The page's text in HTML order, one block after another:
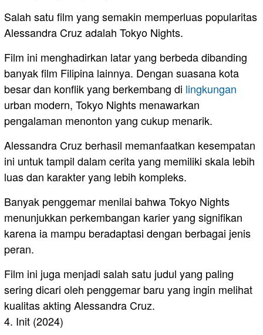
Salah satu film yang semakin memperluas popularitas
Alessandra Cruz adalah Tokyo Nights.
Film ini menghadirkan latar yang berbeda dibanding
banyak film Filipina lainnya. Dengan suasana kota
besar dan konflik yang berkembang di lingkungan
urban modern, Tokyo Nights menawarkan
pengalaman menonton yang cukup menarik.
Alessandra Cruz berhasil memanfaatkan kesempatan
ini untuk tampil dalam cerita yang memiliki skala lebih
luas dan karakter yang lebih kompleks.
Banyak penggemar menilai bahwa Tokyo Nights
menunjukkan perkembangan karier yang signifikan
karena ia mampu beradaptasi dengan berbagai jenis
peran.
Film ini juga menjadi salah satu judul yang paling
sering dicari oleh penggemar baru yang ingin melihat
kualitas akting Alessandra Cruz.
4. Init (2024)